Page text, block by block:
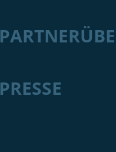
PRESSE